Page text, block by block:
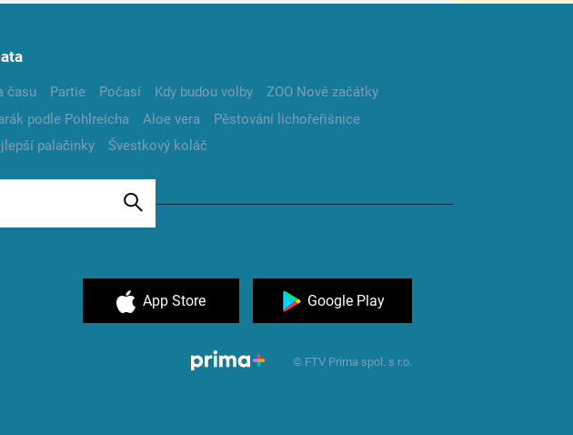
času Partie Počasí Kdy budou volby
ZOO Nové začátky
podle Pohlreicha Aloe vera
Pěstování lichořeřišnice
palačinky Švestkový koláč
App Store Google Play
© FTV Prima spol. s r.o.